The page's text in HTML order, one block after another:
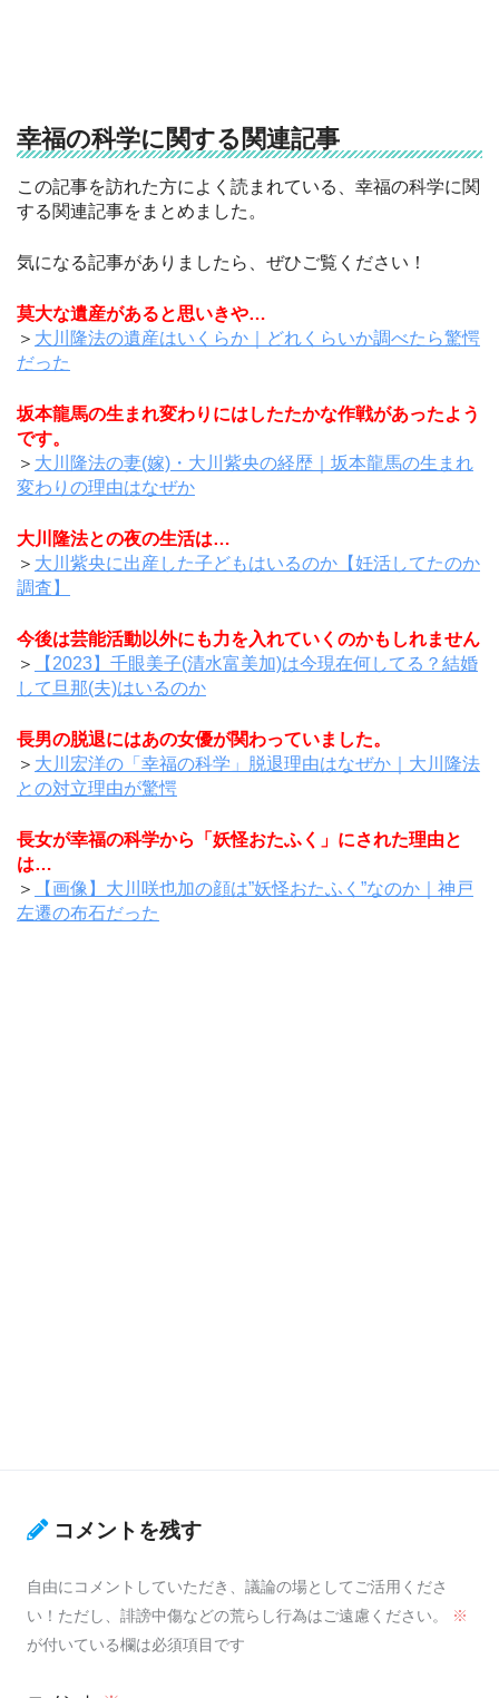
幸福の科学に関する関連記事
この記事を訪れた方によく読まれている、幸福の科学に関
する関連記事をまとめました。
気になる記事がありましたら、ぜひご覧ください！
莫大な遺産があると思いきや…
＞ 大川隆法の遺産はいくらか｜どれくらいか調べたら驚愕
だった
坂本龍馬の生まれ変わりにはしたたかな作戦があったよう
です。
＞ 大川隆法の妻(嫁)・大川紫央の経歴｜坂本龍馬の生まれ
変わりの理由はなぜか
大川隆法との夜の生活は…
＞ 大川紫央に出産した子どもはいるのか【妊活してたのか
調査】
今後は芸能活動以外にも力を入れていくのかもしれません
＞
【2023】千眼美子(清水富美加)は今現在何してる？結婚
して旦那(夫)はいるのか
長男の脱退にはあの女優が関わっていました。
＞ 大川宏洋の「幸福の科学」脱退理由はなぜか｜大川隆法
との対立理由が驚愕
長女が幸福の科学から「妖怪おたふく」にされた理由と
は…
＞
【画像】大川咲也加の顔は”妖怪おたふく”なのか｜神戸
左遷の布石だった
コメントを残す
自由にコメントしていただき、議論の場としてご活用くださ
い！ただし、誹謗中傷などの荒らし行為はご遠慮ください。
※
が付いている欄は必須項目です